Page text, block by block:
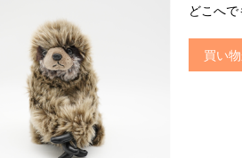
どこへ
買い